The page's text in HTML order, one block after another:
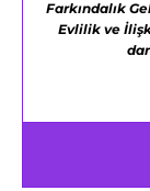
Farkındalık
Evlilik ve